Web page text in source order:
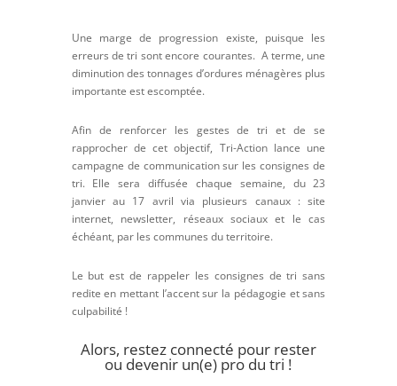
Une marge de progression existe, puisque les
erreurs de tri sont encore courantes. A terme, une
diminution des tonnages d’ordures ménagères plus
importante est escomptée.
Afin de renforcer les gestes de tri et de se
rapprocher de cet objectif, Tri-Action lance une
campagne de communication sur les consignes de
tri. Elle sera diffusée chaque semaine, du 23
janvier au 17 avril via plusieurs canaux : site
internet, newsletter, réseaux sociaux et le cas
échéant, par les communes du territoire.
Le but est de rappeler les consignes de tri sans
redite en mettant l’accent sur la pédagogie et sans
culpabilité !
Alors, restez connecté pour rester
ou devenir un(e) pro du tri !